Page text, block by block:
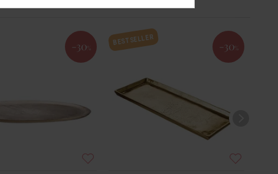
-30 %
BESTSELLER -30 %